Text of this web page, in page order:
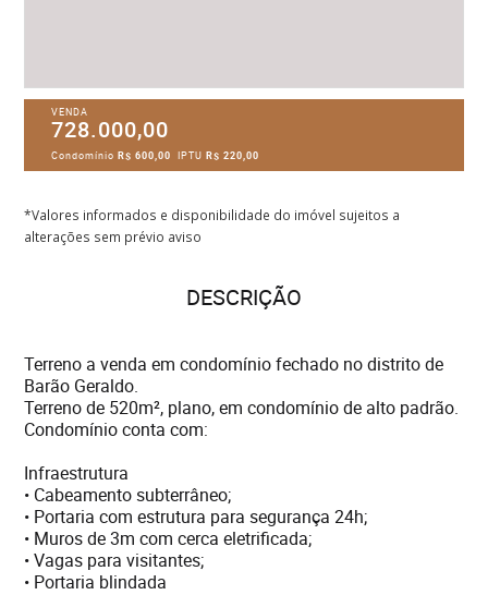
VENDA
728.000,00
CondomínioR$ 600,00 IPTUR$ 220,00
*Valores informados e disponibilidade do imóvel sujeitos a
alterações sem prévio aviso
DESCRIÇÃO
Terreno a venda em condomínio fechado no distrito de
Barão Geraldo.
Terreno de 520m², plano, em condomínio de alto padrão.
Condomínio conta com:
Infraestrutura
• Cabeamento subterrâneo;
• Portaria com estrutura para segurança 24h;
• Muros de 3m com cerca eletrificada;
• Vagas para visitantes;
• Portaria blindada